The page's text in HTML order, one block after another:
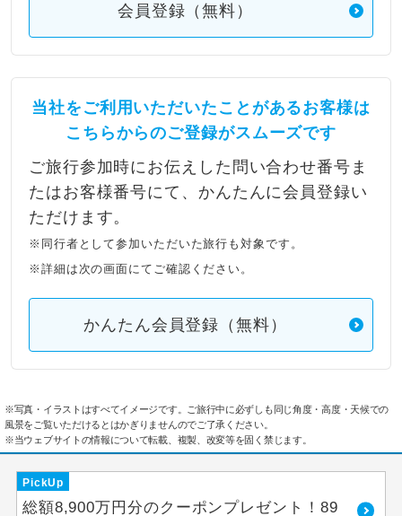
会員登録（無料）
当社をご利用いただいたことがあるお客様は
こちらからのご登録がスムーズです
ご旅行参加時にお伝えした問い合わせ番号ま
たはお客様番号にて、かんたんに会員登録い
ただけます。
※同行者として参加いただいた旅行も対象です。
※詳細は次の画面にてご確認ください。
かんたん会員登録（無料）
※写真・イラストはすべてイメージです。ご旅行中に必ずしも同じ角度・高度・天候での
風景をご覧いただけるとはかぎりませんのでご了承ください。
※当ウェブサイトの情報について転載、複製、改変等を固く禁じます。
PickUp
総額8,900万円分のクーポンプレゼント！89